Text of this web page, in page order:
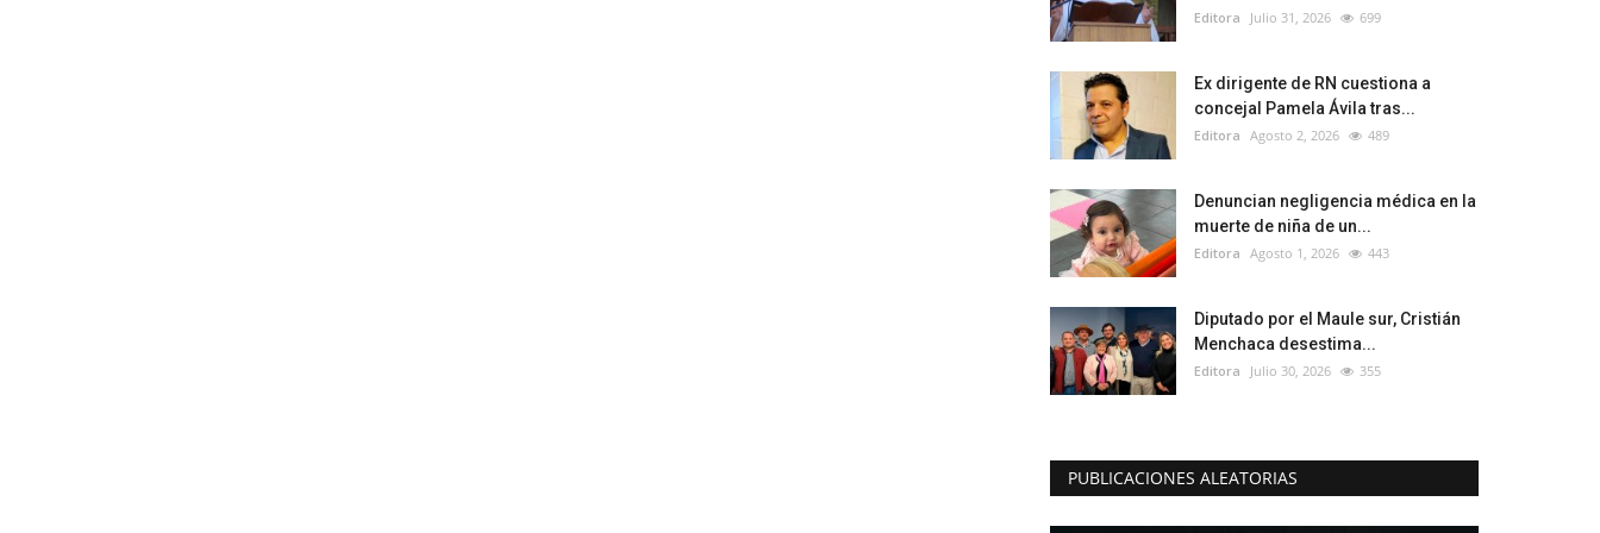
Editora Julio 31, 2026 699
Ex dirigente de RN cuestiona a
concejal Pamela Ávila tras...
Editora Agosto 2, 2026 489
Denuncian negligencia médica en la
muerte de niña de un...
Editora Agosto 1, 2026 443
Diputado por el Maule sur, Cristián
Menchaca desestima...
Editora Julio 30, 2026 355
PUBLICACIONES ALEATORIAS